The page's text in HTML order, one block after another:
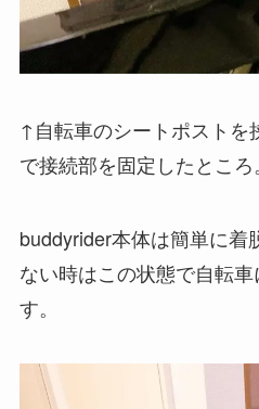
↑自転車のシートポストを
で接続部を固定したところ。
buddyrider本体は簡単に着
ない時はこの状態で自転
す。